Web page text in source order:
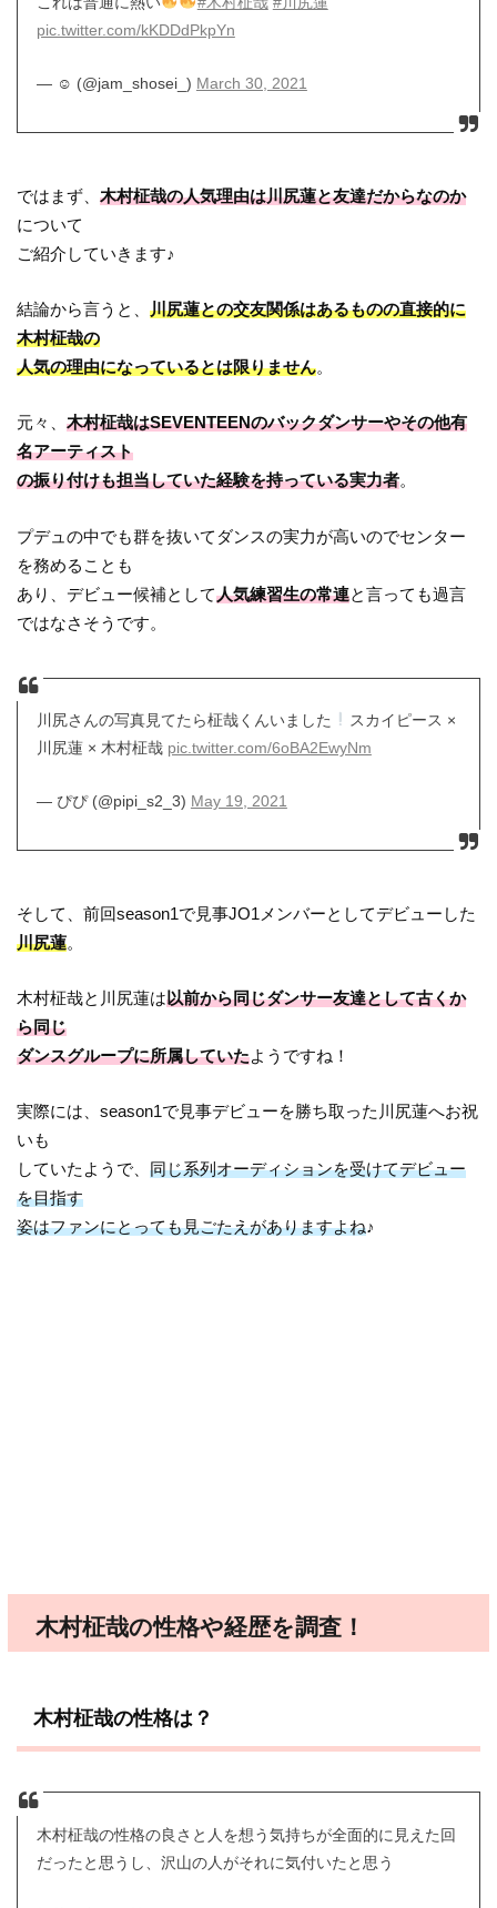
pic.twitter.com/kKDDdPkpYn
— ☺︎ (@jam_shosei_) March 30, 2021
ではまず、木村柾哉の人気理由は川尻蓮と友達だからなのか
について
ご紹介していきます♪
結論から言うと、川尻蓮との交友関係はあるものの直接的に
木村柾哉の
人気の理由になっているとは限りません。
元々、木村柾哉はSEVENTEENのバックダンサーやその他有
名アーティスト
の振り付けも担当していた経験を持っている実力者。
プデュの中でも群を抜いてダンスの実力が高いのでセンター
を務めることも
あり、デビュー候補として人気練習生の常連と言っても過言
ではなさそうです。
川尻さんの写真見てたら柾哉くんいました
スカイピース ×
川尻蓮 × 木村柾哉 pic.twitter.com/6oBA2EwyNm
— ぴぴ (@pipi_s2_3) May 19, 2021
そして、前回season1で見事JO1メンバーとしてデビューした
川尻蓮。
木村柾哉と川尻蓮は以前から同じダンサー友達として古くか
ら同じ
ダンスグループに所属していたようですね！
実際には、season1で見事デビューを勝ち取った川尻蓮へお祝
いも
していたようで、同じ系列オーディションを受けてデビュー
を目指す
姿はファンにとっても見ごたえがありますよね♪
木村柾哉の性格や経歴を調査！
木村柾哉の性格は？
木村柾哉の性格の良さと人を想う気持ちが全面的に見えた回
だったと思うし、沢山の人がそれに気付いたと思う